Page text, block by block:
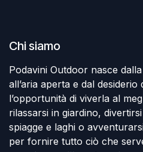
Chi siamo
Podavini Outdoor nasce
all’aria aperta e dal
l’opportunità di viverla al
rilassarsi in giardino,
spiagge e laghi o
per fornire tutto ciò che